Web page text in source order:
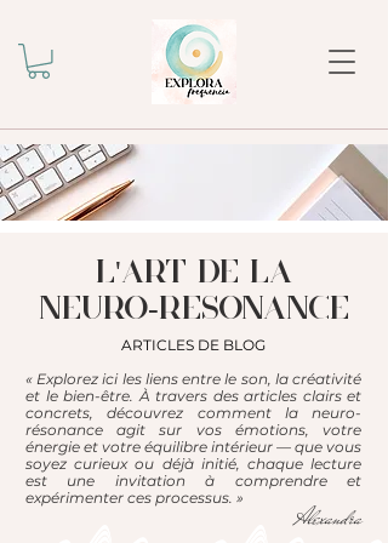
l'ART DE LA
NEURO-RESONANCE
ARTICLES DE BLOG
« Explorez ici les liens entre le son, la créativité
et le bien-être. À travers des articles clairs et
concrets, découvrez comment la neuro-
résonance agit sur vos émotions, votre
énergie et votre équilibre intérieur — que vous
soyez curieux ou déjà initié, chaque lecture
est une invitation à comprendre et
expérimenter ces processus. »
Alexandra